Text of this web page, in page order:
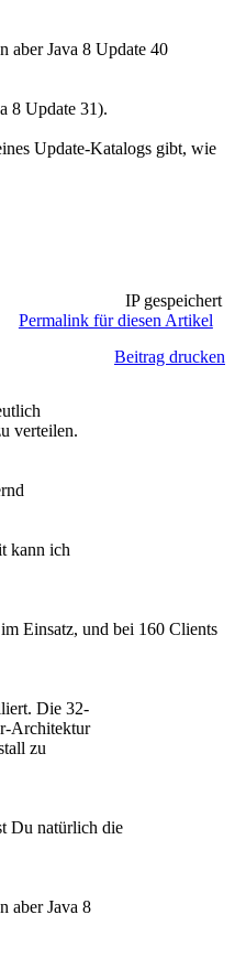
aber Java 8 Update 40
8 Update 31).
Update-Katalogs gibt, wie
IP gespeichert
Permalink für diesen Artikel
Beitrag drucken
verteilen.
kann ich
Einsatz, und bei 160 Clients
Die 32-
Architektur
zu
Du natürlich die
aber Java 8